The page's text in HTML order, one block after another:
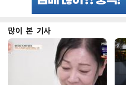
많이 본 기사